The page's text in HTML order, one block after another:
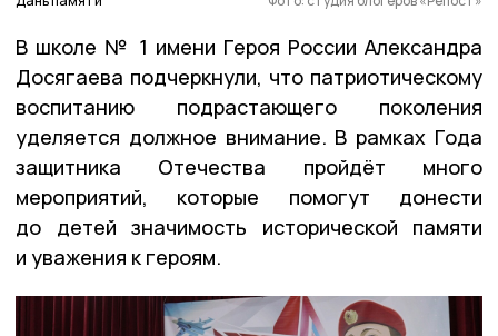
В школе № 1 имени Героя России Александра
Досягаева подчеркнули, что патриотическому
воспитанию подрастающего поколения
уделяется должное внимание. В рамках Года
защитника Отечества пройдёт много
мероприятий, которые помогут донести
до детей значимость исторической памяти
и уважения к героям.